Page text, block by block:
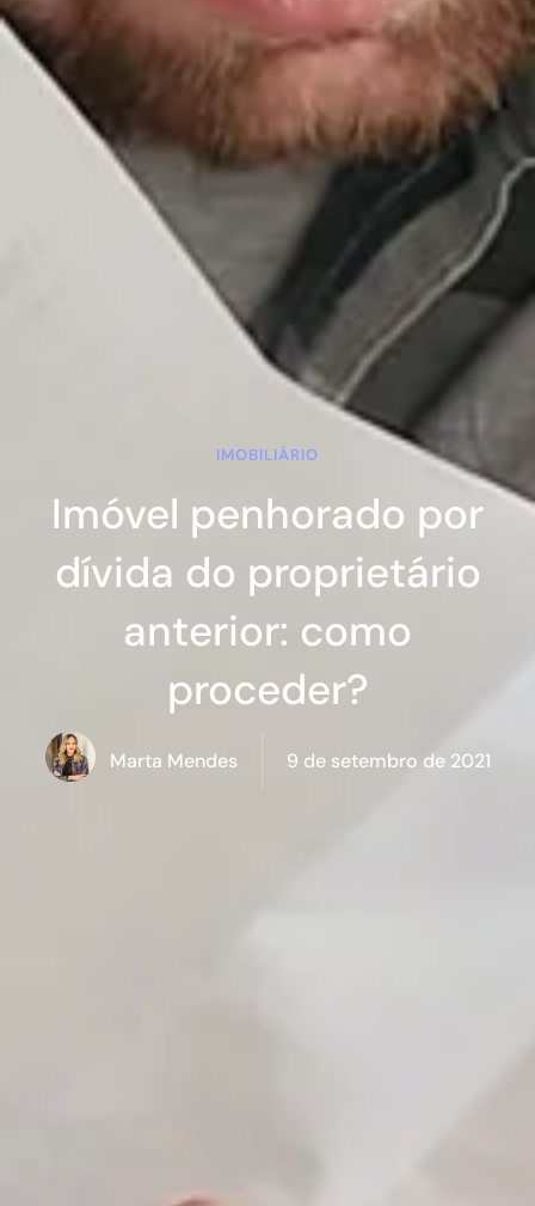
IMOBILIÁRIO
Imóvel penhorado por
dívida do proprietário
anterior: como
proceder?
Marta Mendes 9 de setembro de 2021